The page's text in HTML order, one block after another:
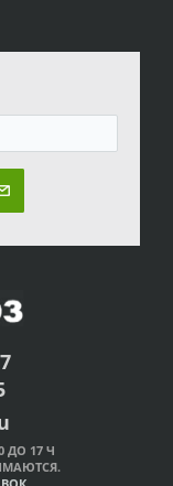
ДО 17 Ч